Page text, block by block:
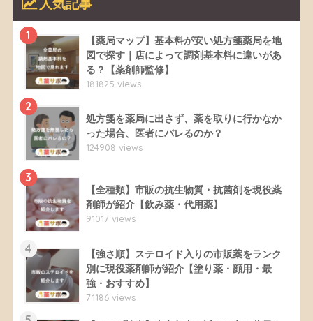
人気記事
1
【薬局マップ】基本料が安い処方箋薬局を地
図で探す｜店によって調剤基本料に違いがあ
る？【薬剤師監修】
181825 views
2
処方箋を薬局に出さず、薬を取りに行かなか
った場合、医者にバレるのか？
124908 views
3
【全種類】市販の抗生物質・抗菌剤を現役薬
剤師が紹介【飲み薬・代用薬】
91017 views
4
【強さ順】ステロイド入りの市販薬をランク
別に現役薬剤師が紹介【塗り薬・顔用・最
強・おすすめ】
71186 views